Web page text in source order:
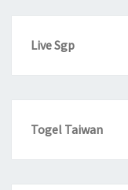
Live Sgp
Togel Taiwan